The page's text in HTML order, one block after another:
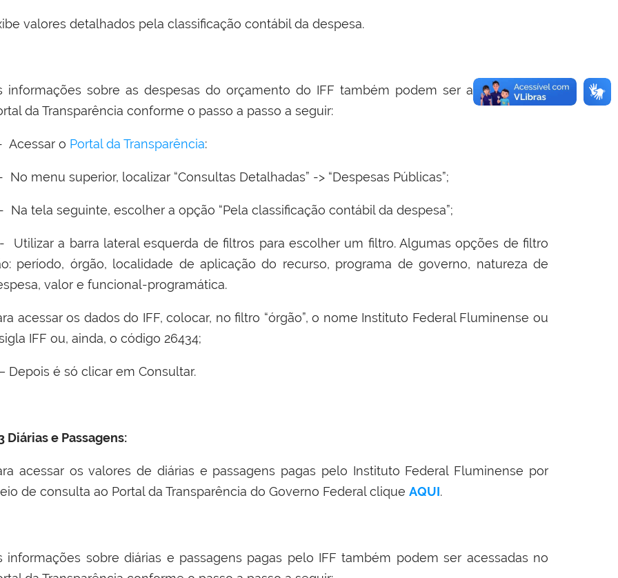
valores detalhados pela classificação contábil da despesa.
informações sobre as despesas do orçamento do IFF também podem ser acessadas no
da Transparência conforme o passo a passo a seguir:
Acessar o Portal da Transparência:
No menu superior, localizar “Consultas Detalhadas” -> “Despesas Públicas”;
Na tela seguinte, escolher a opção “Pela classificação contábil da despesa”;
Utilizar a barra lateral esquerda de filtros para escolher um filtro. Algumas opções de filtro
período, órgão, localidade de aplicação do recurso, programa de governo, natureza de
valor e funcional-programática.
acessar os dados do IFF, colocar, no filtro “órgão”, o nome Instituto Federal Fluminense ou
IFF ou, ainda, o código 26434;
Depois é só clicar em Consultar.
Diárias e Passagens:
acessar os valores de diárias e passagens pagas pelo Instituto Federal Fluminense por
de consulta ao Portal da Transparência do Governo Federal clique AQUI.
informações sobre diárias e passagens pagas pelo IFF também podem ser acessadas no